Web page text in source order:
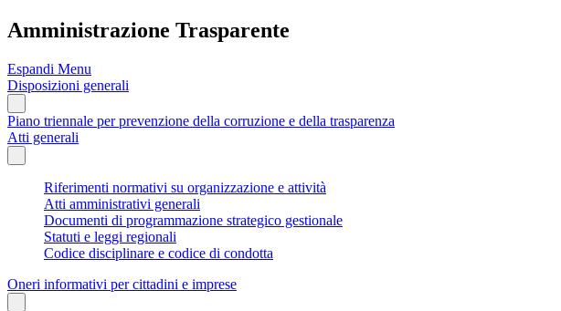
Amministrazione Trasparente
Espandi Menu
Disposizioni generali
Piano triennale per prevenzione della corruzione e della trasparenza
Atti generali
Riferimenti normativi su organizzazione e attività
Atti amministrativi generali
Documenti di programmazione strategico gestionale
Statuti e leggi regionali
Codice disciplinare e codice di condotta
Oneri informativi per cittadini e imprese